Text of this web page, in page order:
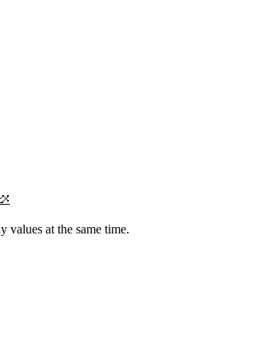
values at the same time.